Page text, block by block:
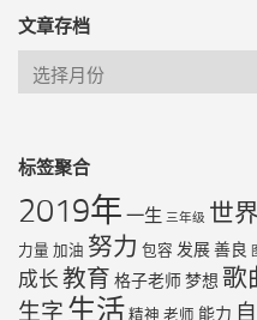
文章存档
标签聚合
2019年 一生 三年级 世界
力量 加油 努力 包容 发展善良
成长 教育 格子老师梦想 歌
生字 生活 精神 老师 能力